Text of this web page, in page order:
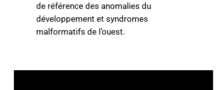
de référence des anomalies du
développement et syndromes
malformatifs de l’ouest.